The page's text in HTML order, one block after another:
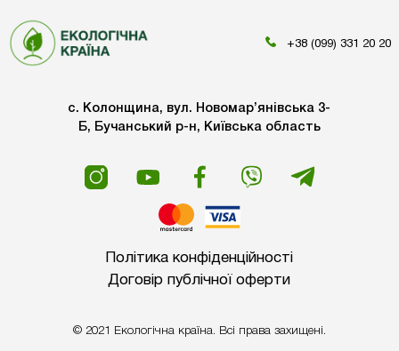
+38 (099) 331 20 20
с. Колонщина, вул. Новомар’янівська 3-
Б, Бучанський р-н, Київська область
Політика конфіденційності
Договір публічної оферти
© 2021 Екологічна країна. Всі права захищені.